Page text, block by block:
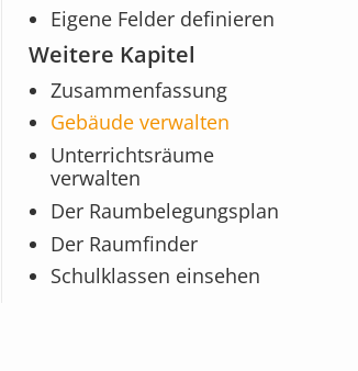
Eigene Felder definieren
Weitere Kapitel
Zusammenfassung
Gebäude verwalten
Unterrichtsräume
verwalten
Der Raumbelegungsplan
Der Raumfinder
Schulklassen einsehen